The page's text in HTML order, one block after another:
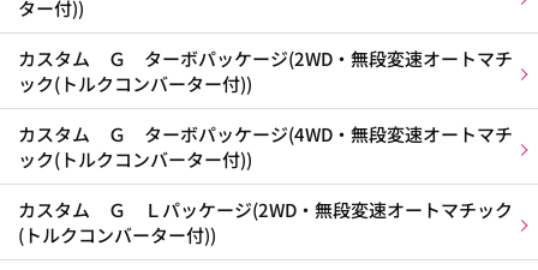
ター付))
カスタム Ｇ ターボパッケージ(2WD・無段変速オートマチ
ック(トルクコンバーター付))
カスタム Ｇ ターボパッケージ(4WD・無段変速オートマチ
ック(トルクコンバーター付))
カスタム Ｇ Ｌパッケージ(2WD・無段変速オートマチック
(トルクコンバーター付))